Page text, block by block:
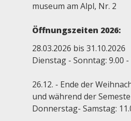
museum am Alpl, Nr. 2
Öffnungszeiten 2026:
28.03.2026 bis 31.10.2026
Dienstag - Sonntag: 9.00
26.12. - Ende der
und während der
Donnerstag- Samstag: